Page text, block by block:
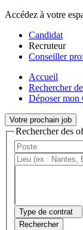
Accédez à votre
Candidat
Recruteur
Conseiller
Accueil
Rechercher
Déposer mon
Votre prochain job
Rechercher des
Type de contrat
Rechercher